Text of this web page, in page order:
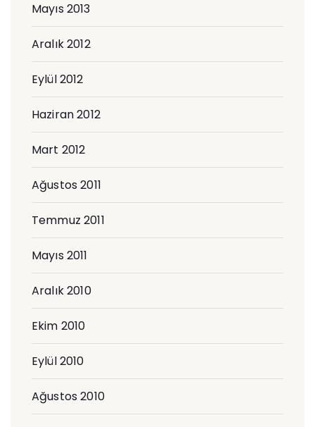
Mayıs 2013
Aralık 2012
Eylül 2012
Haziran 2012
Mart 2012
Ağustos 2011
Temmuz 2011
Mayıs 2011
Aralık 2010
Ekim 2010
Eylül 2010
Ağustos 2010